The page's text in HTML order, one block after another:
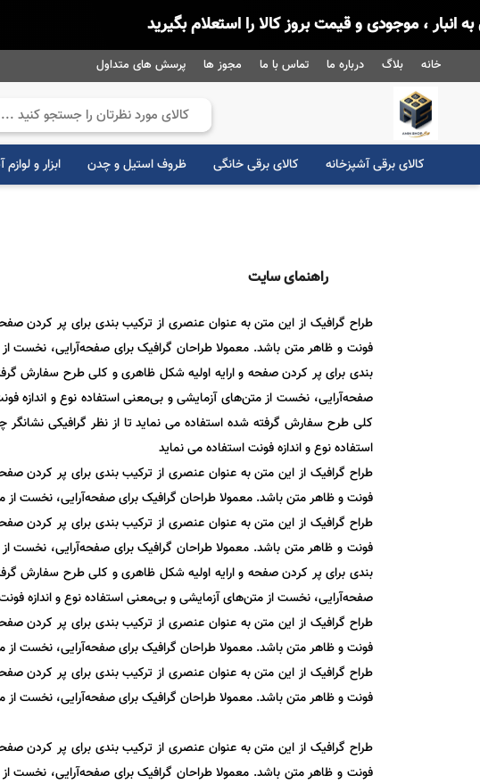
و قیمت بروز کالا را استعلام بگیرید
خانه بلاگ درباره ما تماس با ما مجوز ها پرسش های متداول
کالای برقی آشپزخانه کالای برقی خانگی ظروف استیل و چدن ابزار و
راهنمای سایت
طراح گرافیک از این متن به عنوان عنصری از ترکیب بندی برای پر کردن
فونت و ظاهر متن باشد. معمولا طراحان گرافیک برای صفحه‌آرایی، نخست
بندی برای پر کردن صفحه و ارایه اولیه شکل ظاهری و کلی طرح سفارش
صفحه‌آرایی، نخست از متن‌های آزمایشی و بی‌معنی استفاده نوع و اندازه
کلی طرح سفارش گرفته شده استفاده می نماید تا از نظر گرافیکی
استفاده نوع و اندازه فونت استفاده می نماید
طراح گرافیک از این متن به عنوان عنصری از ترکیب بندی برای پر کردن
فونت و ظاهر متن باشد. معمولا طراحان گرافیک برای صفحه‌آرایی، نخست از
طراح گرافیک از این متن به عنوان عنصری از ترکیب بندی برای پر کردن
فونت و ظاهر متن باشد. معمولا طراحان گرافیک برای صفحه‌آرایی، نخست
بندی برای پر کردن صفحه و ارایه اولیه شکل ظاهری و کلی طرح سفارش
صفحه‌آرایی، نخست از متن‌های آزمایشی و بی‌معنی استفاده نوع و اندازه
طراح گرافیک از این متن به عنوان عنصری از ترکیب بندی برای پر کردن
فونت و ظاهر متن باشد. معمولا طراحان گرافیک برای صفحه‌آرایی، نخست از
طراح گرافیک از این متن به عنوان عنصری از ترکیب بندی برای پر کردن
فونت و ظاهر متن باشد. معمولا طراحان گرافیک برای صفحه‌آرایی، نخست از
طراح گرافیک از این متن به عنوان عنصری از ترکیب بندی برای پر کردن
فونت و ظاهر متن باشد. معمولا طراحان گرافیک برای صفحه‌آرایی، نخست